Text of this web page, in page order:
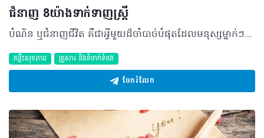
ជំនាញ​ 8​យ៉ាង​ទាក់​ទាញ​ស្ត្រី​
បំណិន​ ឬ​ជំនាញ​ជីវិត​ គឺ​ជា​អ្វី​មួយ​ដ៏​ចាំ​បាច់​បំផុត​ដែល​មនុស្ស​ម្នាក់ៗ​ត្រូវតែឈោង​ចាប់​យក​ ជាពិសេស​បណ្តា​បុរសៗ​ដែល​នៅ​លីវ​មិន​ទាន់​មាន​​ភរិយា​ ដ្បិត​យោង​តាម​ការ​អង្កេត​ស្រាវ​ជ្រាវ​ពីក្រុមអ្នក​ជំនាញ​បញ្ហា​ជីវិត​បាន​បង្ហាញ​ថា​ ស្ត្រី​ភាគ​ច្រើន​បំផុត​ពេញ​ចិត្ត​បុរស​ដែល​មាន​ជំនាញ​ពិត​ប្រាកដ​ណា​មួយ​ បើ​ទោះជំនាញ​មួយ​ចំនួន​នោះ​ហាក់​មិន​ចាំបាច់​សម្រាប់​ជីវិត​របស់​មនុស្ស​ក្តី។​ តើ​ស្ត្រី​ចូល​ចិត្ត​បុរស​មាន​ជំនាញ​អ្វី​ខ្លះ ?​ ១-ចេះ​និយាយ​ភាសា​បរទេស​ណា​មួយ៖​ ពិតប្រាកដ​ណាស់​ នេះ​ជា​ជំនាញ​មួយ​ដែល​មនុស្ស​ពេញ​វ័យ​ពិបាក​នឹង​ចាប់​យក។ នេះជាមូលហេតុដែលជម្រុញឲ្យស្ត្រី​ឲ្យ​តម្លៃ និង​ចាប់​អារម្មណ៍​លើ​បុរស​ដែល​ចេះ​ភាសា​បរទេស​ ដ្បិត​ពួកគេ​យល់​ថា​ បុរស​ដែល​ចេះ​អាន សរសេរ​ និង​និយាយ​ភាសា​ជាតិ​សាសន៍​ដទៃ​បាន​ ប្រហែល​ជា​មាន​ការ​យល់​ដឹង​ខ្ពស់ និង​ទូលំទូលាយ​ពី​ស្ថាន​ការណ៍​ជុំវិញ​ពិភព​លោក​ផង​ដែរ​ ។​ ២-​ចេះ​លេង​ឧបករណ៍​តន្ត្រី​ណា​មួយ​៖​ សម្រាប់​បុរស​ដែលទើប​ស្គាល់​គ្នា​ជា​មួយ​ស្ត្រី​ណា​ម្នាក់​ជា​លើក​ដំបូង​ ការ​ចេះ​លេង​ឧបករណ៍​តន្ត្រី​បាន​យ៉ាងពិរោះ​ គឺ​ជា​សមត្ថ​ភាព​មួយ​ដែល​អាច​ទាក់​ទាញ​នាងបាន។​ លើសពី​នេះ​ វា​ក៏​អាច​បង្ហាញ​ឲ្យឃើញ​នូវ​ចរិត​ឫកពាររបស់​អ្នក​ឲ្យ​បុរស និង​ស្ត្រី​ដទៃ​ទៀតបានឃើញ​ផង​ដែរ។​ បុរស​ដទៃ​អាច​នឹង​កោត​សរសើរ​ ព្រម​ទាំង​គោរព​ទទួល​ស្គាល់​ថា​អ្នក​ជា​មនុស្ស​ម្នាក់​ដែលអាច​ធ្វើ​រឿង​រ៉ាវ​មួយ​ដែល​បណ្តា​មនុស្ស​ភាគច្រើន​ធ្វើ​មិន​កើត​។​ ៣-មានសមត្ថ​ភាព​ជួស​ជុល​គ្រឿង​ម៉ាស៊ីន​ (រថយន្ត​, ម៉ូតូ)៖​ ការរៀន​ពី​បច្ចេក​ទេស​ជួស​ជុល​ម៉ាស៊ីន​រថយន្ត​ ឬ​ម៉ូតូ​ មើលទៅ​ហាក់ដូចជា​សមត្ថ​ភាព​មួយ​ដែល​ធ្វើ​ឲ្យ​អ្នក​រឹត​តែ​ពិបាក។​ ប៉ុន្តែ​ដោយ​សំណាង​ល្អ​ អ្នក​មិន​ចាំបាច់​ចេះ​ច្រើន​នោះ​ទេ​ បើសិនគ្រាន់តែក្នុង​គោល​បំណង​ទាក់​ទាញ​ចិត្ត​ស្ត្រី​ដែល​ខ្លួន​ស្រឡាញ់​នោះ។​ ចំណុច​សំខាន់ ​គឺ​អ្នក​ត្រឹម​តែ​អាច​យល់​ដឹង​ថា រថយន្ត ​ឬ​ម៉ូតូ​ខូច​អ្វី​ ពោល​គឺ​ប្រសើរ​ជាង​ចេះ​ត្រឹម​តែ​បើក​គម្រប​ម៉ាស៊ីន​ ហើយ​គ្រវី​ក្បាល​។ នេះ​ពិត​ជា​សំខាន់​ណាស់​ ជាពិសេស​ក្នុង​ខណៈ​អ្នក​កំពុង​ជូន​ស្ត្រី​ណា​ម្នាក់​ដើរ​កម្សាន្ត។​ មួយ​វិញ​ទៀត​ ការ​យល់ដឹង​ពី​មូលដ្ឋាន​គ្រឹះ​របស់​ម៉ាស៊ីន​រថយន្ត​ឬ​ម៉ូតូ​ វា​នឹង​មិន​ធ្វើ​ឲ្យ​អ្នក​ងាយ​ក្លាយ​ជា​មនុស្ស​ចាញ់​បោក​ជាង​ជួស​ជុល​ដែល​មិន​ស្មោះត្រង់​នោះ​ទេ ។​ ៤-​ចេះ​រាំ និង​ច្រៀង​កម្សាន្ត៖​ បុរស​មិន​ចេះ​រាំ​ហាក់​ដូច​ជា​បាត់​បង់​សិល្បៈ​មួយ​ក្នុង​ការ​ទាក់​ទាញ​ស្ត្រី​ ដ្បិត​ក្នុង​ពេល​ចូល​រួម​ពិធី​ផ្សេងៗ​ ស្ត្រី​រមែង​ចង់​ឡើង​រាំ​ ជាពិសេស​ជាមួយ​ដៃគូ​បុរស​ណា​ម្នាក់​ដែល​នាង​ដឹង​ថា​កំពុង​តាម​ស្រឡាញ់​ និង​ចែចង់​នាង ។​ បុរស​មិន​គួរ​បញ្ចេញ​ភាព​ខ្មាស​អៀន​ញើត​ញើម​ក្នុងការ​បបួល​ស្ត្រី​ដែល​ខ្លួន​ស្រឡាញ់​ពេញ​ចិត្ត​ឲ្យ​ឡើង​រាំ​នោះ​ទេ ។​ ៥-​ចេះ​ចម្អិន​អាហារ​៖​ អ្នក​មិនចាំបាច់​ត្រូវ​ទៅ​រក​គ្រូ​បង្ហាត់​ដាំ​ស្ល ឬ​ទៅ​ទិញ​គ្រឿង​ផ្ទះ​បាយ​ដើម្បី​មក​រៀន​ធ្វើ​ម្ហូប​នោះ​ទេ។​ ចូរ​ចាប់​ផ្តើមជា​លក្ខណៈ​តូច​តាច​បានហើយ។​ ស្ត្រី​ជា​មិត្ត​ភក្តិ​របស់​អ្នក​អាច​នឹង​ភ្ញាក់​ផ្អើល​នៅ​ពេល​ដឹង​ថា​អ្នក​ចេះ​ធ្វើ​ម្ហូប​ ហើយ​នាង​អាច​នឹង​ចង់ដឹងថាអ្នកចេះ​ធ្វើ​ម្ហូប​អ្វី​ទៀត​ផង ។​ ៦-​មាន​សុខភាព​មាំ​មួន​ដូច​ជា​អត្ត​ពលិក៖​ ក្រៅ​ពី​សមត្ថ​ភាព​ដាំ​ស្ល​ ស្ត្រី​ក៏​ចាប់​អារម្មណ៍​ខ្លាំងណាស់​ដែរ​លើ​បុរស​ដែលមាន​រាង​កាយ​មាំ​មួន ។​ ពួក​នាង​ពិតជាចង់​ឲ្យ​អ្នក​ក្លាយ​ជា​បុរស​ម្នាក់​ដែល​មាន​កម្លាំង​ខ្លាំង​ដូច​ជា​អ្នក​លេង​កីឡា​ ពោល​គឺ​ឲ្យ​សម​ជា​កូន​ប្រុស​ដើម​ទ្រូង​៥​ហត្ថ រឹង​មាំ​មិន​ទន់​ជ្រាយ​ដូចជាស្ត្រី​ភេទ ។​ ៧-រចនា​បថ និង​ការ​តុប​តែង​ខ្លួន៖​ ការតុប​តែង​ខ្លួ​នរបស់​បុរស ក៏​ជា​ចំណុច​មួយ​អាច​ទាក់​ទាញ​ស្ត្រី​បាន​ផង​ដែរ។​ ស្ត្រី​ភាគ​ច្រើន​មិន​ចូល​ចិត្ត​បុរស​គ្មាន​អនាម័យ​ខ្លួន​ប្រាណ​នោះ​ទេ​ ។ ដូច្នេះ​ការ​កាត់​សក់​ខ្លី​ កោរ​ពុក​មាត់​ ស្លៀក​ពាក់​ស្អាត​បាត​ សុទ្ធ​តែ​ជា​ចំណុច​ដែល​ទាក់​ទាញ​ភ្នែក​ស្ត្រី ​។​ បណ្តា​ស្ត្រី​តែងតែ​រអ៊ូ​ថា បុរសៗ​កម្រ​នឹង​យក​ចិត្ត​ទុក​ដាក់​លើ​រូប​រាង​របស់​ខ្លួន​ខ្លាំង​ណាស់ ។ ៨-​ការ​និយាយ​ស្តី៖​ ថ្វី​មាត់​ក្នុង​ការ​និយាយ​ស្តី​ ក៏​ជាចំណុច​មួយ​ដែល​ស្ត្រីដាក់​ពិន្ទុ​ឲ្យ​បុរស​ផង​ដែរ។​ ការ​និយាយ​ស្តី​នៅ​ទី​នេះ​ គឺ​ចង់សំដៅ​ទៅលើ​ពាក្យ​ពេចន៍​ដែល​បុរស​និយាយ​ទៅ​កាន់​ស្ត្រី​ដែល​ខ្លួន​ចាប់​អារម្មណ៍ ឬ​ស្ត្រី​ដែល​ខ្លួន​មិន​ដែល​ស្គាល់។​ ទាំង​អស់​នេះ​គឺទាម​ទារឲ្យ​មាន​ជំនាញ។​ ទន្ទឹម​នឹង​ការ​និយាយ​ស្តី​ បុរស​ក៏​ត្រូវ​មាន​ជំនាញ​ក្នុងការ​ស្តាប់​យោបល់​របស់​គូសន្ទនា​ផងដែរ​ ។ ស្ត្រី​ពិតជា​គិត​ថាសំខាន់​ចំពោះ​តុល្យ​ភាព​នៃ​ពាក្យ​ពេចន៍​សន្ទនា​។​ © 2017 រក្សាសិទ្ធិគ្រប់យ៉ាង​ដោយ Health Time Corporation ​​​​ចំពោះគ្រប់អត្ថបទដោយគ្មានផ្នែកណាមួយត្រូវបោះពុម្ពផ្សាយចូលប្រព័ន្ធអ៊ីនធឺណែត ឧបករណ៍អេឡិចត្រូនិក អាត់ជាសំឡេងឬថតចំលងគ្រប់រូបភាពដោយគ្មានការអនុញ្ញាតឡើយ។
គន្លឹះសុខភាព គ្រួសារ​ និងទំនាក់ទំនង
ចែករំលែក